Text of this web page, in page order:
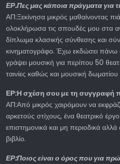
ΕΡ.Πες μας κάποια πράγματα για
ΑΠ:Ξεκίνησα μικρός μαθαίνοντας
ολοκλήρωσα τις σπουδές μου στα
δίπλωμα κλασικής σύνθεσης και
κινηματογράφο. Έχω εκδώσει πάνω
γράψει μουσική για περίπου 50
ταινίες καθώς και μουσική
ΕΡ:Η σχέση σου με τη συγγραφή
ΑΠ:Από μικρός χαιρόμουν να
αρκετούς στίχους, ένα θεατρικό
επιστημονικά και μη περιοδικά
βιβλίο.
ΕΡ:Ποιος είναι ο όρος που για